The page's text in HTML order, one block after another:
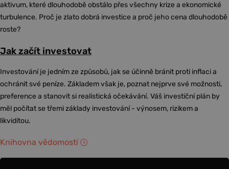
aktivum, které dlouhodobě obstálo přes všechny krize a ekonomické
turbulence. Proč je zlato dobrá investice a proč jeho cena dlouhodobě
roste?
Jak začít investovat
Investování je jedním ze způsobů, jak se účinně bránit proti inflaci a
ochránit své peníze. Základem však je, poznat nejprve své možnosti,
preference a stanovit si realistická očekávání. Váš investiční plán by
měl počítat se třemi základy investování - výnosem, rizikem a
likviditou.
Knihovna vědomostí